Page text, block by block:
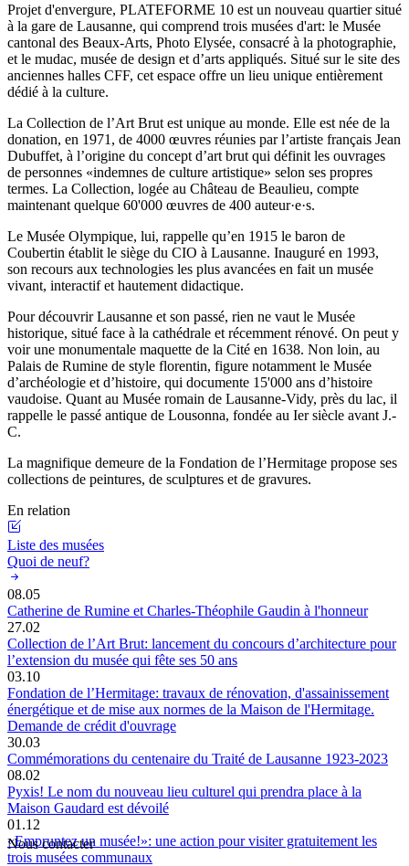
Projet d'envergure, PLATEFORME 10 est un nouveau quartier situé
à la gare de Lausanne, qui comprend trois musées d'art: le Musée
cantonal des Beaux-Arts, Photo Elysée, consacré à la photographie,
et le mudac, musée de design et d’arts appliqués. Situé sur le site des
anciennes halles CFF, cet espace offre un lieu unique entièrement
dédié à la culture.
La Collection de l’Art Brut est unique au monde. Elle est née de la
donation, en 1971, de 4000 œuvres réunies par l’artiste français Jean
Dubuffet, à l’origine du concept d’art brut qui définit les ouvrages
de personnes «indemnes de culture artistique» selon ses propres
termes. La Collection, logée au Château de Beaulieu, compte
maintenant quelque 60'000 œuvres de 400 auteur·e·s.
Le Musée Olympique, lui, rappelle qu’en 1915 le baron de
Coubertin établit le siège du CIO à Lausanne. Inauguré en 1993,
son recours aux technologies les plus avancées en fait un musée
vivant, interactif et hautement didactique.
Pour découvrir Lausanne et son passé, rien ne vaut le Musée
historique, situé face à la cathédrale et récemment rénové. On peut y
voir une monumentale maquette de la Cité en 1638. Non loin, au
Palais de Rumine de style florentin, figure notamment le Musée
d’archéologie et d’histoire, qui documente 15'000 ans d’histoire
vaudoise. Quant au Musée romain de Lausanne-Vidy, près du lac, il
rappelle le passé antique de Lousonna, fondée au Ier siècle avant J.-
C.
La magnifique demeure de la Fondation de l’Hermitage propose ses
collections de peintures, de sculptures et de gravures.
En relation
Liste des musées
Quoi de neuf?
08.05
Catherine de Rumine et Charles-Théophile Gaudin à l'honneur
27.02
Collection de l’Art Brut: lancement du concours d’architecture pour
l’extension du musée qui fête ses 50 ans
03.10
Fondation de l’Hermitage: travaux de rénovation, d'assainissement
énergétique et de mise aux normes de la Maison de l'Hermitage.
Demande de crédit d'ouvrage
30.03
Commémorations du centenaire du Traité de Lausanne 1923-2023
08.02
Pyxis! Le nom du nouveau lieu culturel qui prendra place à la
Maison Gaudard est dévoilé
01.12
«Empruntez un musée!»: une action pour visiter gratuitement les
trois musées communaux
Nous contacter